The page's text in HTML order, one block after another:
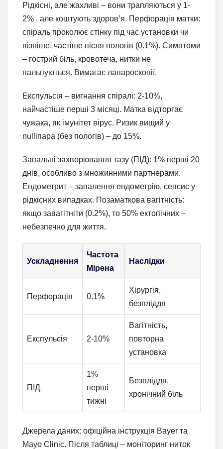
Рідкісні, але жахливі – вони трапляються у 1-
2% , але коштують здоров’я. Перфорація матки:
спіраль проколює стінку під час установки чи
пізніше, частіше після пологів (0.1%). Симптоми
– гострий біль, кровотеча, нитки не
пальпуються. Вимагає лапароскопії.
Експульсія – вигнання спіралі: 2-10%,
найчастіше перші 3 місяці. Матка відторгає
чужакa, як імунітет вірус. Ризик вищий у
nullіпара (без пологів) – до 15%.
Запальні захворювання тазу (ПІД): 1% перші 20
днів, особливо з множинними партнерами.
Ендометрит – запалення ендометрію, сепсис у
рідкісних випадках. Позаматкова вагітність:
якщо завагітніти (0.2%), то 50% ектопічних –
небезпечно для життя.
Ускладнення
Частота
Мірена
Наслідки
Перфорація 0.1%
Хірургія,
безпліддя
Експульсія 2-10%
Вагітність,
повторна
установка
ПІД
1%
перші
тижні
Безпліддя,
хронічний біль
Джерела даних: офіційна інструкція Bayer та
Mayo Clinic. Після таблиці – моніторинг ниток